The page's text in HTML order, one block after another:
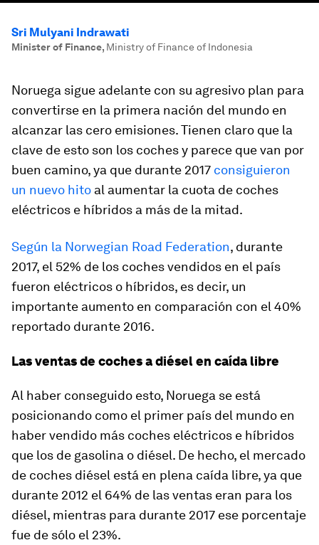
Sri Mulyani Indrawati
Minister of Finance, Ministry of Finance of Indonesia
Noruega sigue adelante con su agresivo plan para
convertirse en la primera nación del mundo en
alcanzar las cero emisiones. Tienen claro que la
clave de esto son los coches y parece que van por
buen camino, ya que durante 2017 consiguieron
un nuevo hito al aumentar la cuota de coches
eléctricos e híbridos a más de la mitad.
Según la Norwegian Road Federation, durante
2017, el 52% de los coches vendidos en el país
fueron eléctricos o híbridos, es decir, un
importante aumento en comparación con el 40%
reportado durante 2016.
Las ventas de coches a diésel en caída libre
Al haber conseguido esto, Noruega se está
posicionando como el primer país del mundo en
haber vendido más coches eléctricos e híbridos
que los de gasolina o diésel. De hecho, el mercado
de coches diésel está en plena caída libre, ya que
durante 2012 el 64% de las ventas eran para los
diésel, mientras para durante 2017 ese porcentaje
fue de sólo el 23%.